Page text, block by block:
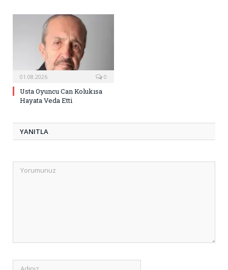
01.08.2026 0
Usta Oyuncu Can Kolukısa
Hayata Veda Etti
YANITLA